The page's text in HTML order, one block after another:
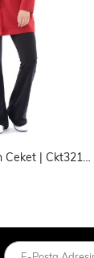
Çelik Örgü Uzun Ceket | Ckt32183